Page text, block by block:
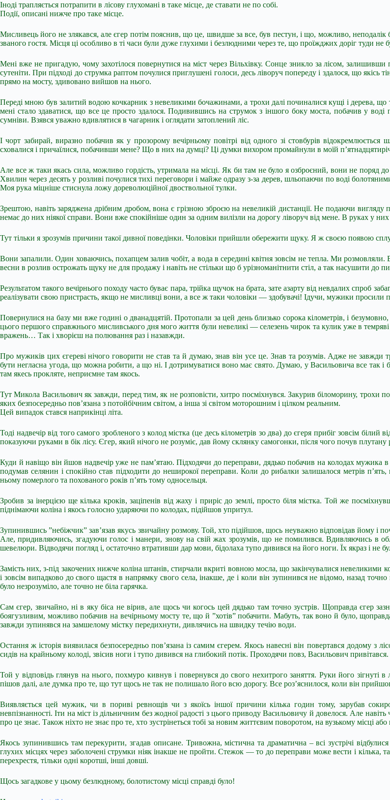
Іноді трапляється потрапити в лісову глухомані в таке місце, де ставати не по собі.
Події, описані нижче про таке місце.
Мисливець його не злякався, але єгер потім пояснив, що це, швидше за все, був пестун, і що, можливо,
званого гостя. Місця ці особливо в ті часи були дуже глухими і безлюдними через те, що проїжджих доріг туди не
Мені вже не пригадую, чому захотілося повернутися на міст через Вільхівку. Сонце зникло за лісом,
сутеніти. При підході до струмка раптом почулися приглушені голоси, десь ліворуч попереду і здалося, що якісь
прямо на мосту, здивовано вийшов на нього.
Переді мною був залитий водою кочкарник з невеликими бочажинами, а трохи далі починалися кущі і дерева, що
мені стало здаватися, що все це просто здалося. Подивившись на струмок з іншого боку моста, побачив у
сумніви. Взявся уважно вдивлятися в чагарник і оглядати затоплений ліс.
І чорт забирай, виразно побачив як у прозорому вечірньому повітрі від одного зі стовбурів
сховалися і причаїлися, побачивши мене? Що в них на думці? Ці думки вихором промайнули в моїй
Але все ж таки якась сила, можливо гордість, утримала на місці. Як би там не було я озброєний, вони не поряд
Хвилин через десять у розливі почулися тихі переговори і майже одразу з-за дерев, шльопаючи по воді
Моя рука міцніше стиснула ложу дореволюційної двоствольної тулки.
Зрештою, навіть заряджена дрібним дробом, вона є грізною зброєю на невеликій дистанції. Не подаючи
немає до них ніякої справи. Вони вже спокійніше один за одним вилізли на дорогу ліворуч від мене. В руках у
Тут тільки я зрозумів причини такої дивної поведінки. Чоловіки прийшли обережити щуку. Я ж своєю появою
Вони запалили. Один ховаючись, похапцем залив чобіт, а вода в середині квітня зовсім не тепла. Ми
весни в розлив острожать щуку не для продажу і навіть не стільки що б урізноманітнити стіл, а так насушити до
Результатом такого вечірнього походу часто буває пара, трійка щучок на брата, зате азарту від невдалих спроб
реалізувати свою пристрасть, якщо не мисливці вони, а все ж таки чоловіки — здобувачі! Ідучи, мужики просили
Повернулися на базу ми вже годині о дванадцятій. Протопали за цей день близько сорока кілометрів, і
цього першого справжнього мисливського дня мого життя були невеликі — селезень чирок та кулик уже в
вражень… Так і хворієш на полювання раз і назавжди.
Про мужиків цих єгереві нічого говорити не став та й думаю, знав він усе це. Знав та розумів. Адже не завжди
бути негласна угода, що можна робити, а що ні. І дотримуватися воно має свято. Думаю, у Васильовича все так і
там якесь прокляте, неприємне там якось.
Тут Микола Васильович як завжди, перед тим, як не розповісти, хитро посміхнувся. Закурив біломорину, трохи
яких безпосередньо пов’язана з потойбічним світом, а інша зі світом моторошним і цілком реальним.
Цей випадок стався наприкінці літа.
Тоді надвечір від того самого зробленого з колод містка (це десь кілометрів зо два) до єгеря прибіг зовсім
показуючи руками в бік лісу. Єгер, який нічого не розуміє, дав йому склянку самогонки, після чого почув плутану
Куди й навіщо він йшов надвечір уже не пам’ятаю. Підходячи до переправи, дядько побачив на колодах мужика
подумав селянин і спокійно став підходити до неширокої переправи. Коли до рибалки залишалося метрів п’ять,
ньому померлого та похованого років п’ять тому односельця.
Зробив за інерцією ще кілька кроків, заціпенів від жаху і приріс до землі, просто біля містка. Той же
піднімаючи коліна і якось голосно ударяючи по колодах, підійшов упритул.
Зупинившись ”небіжчик” зав’язав якусь звичайну розмову. Той, хто підійшов, щось неуважно відповідав йому
Але, придивляючись, згадуючи голос і манери, знову на свій жах зрозумів, що не помилився. Вдивляючись в
шевелюри. Відводячи погляд і, остаточно втративши дар мови, бідолаха тупо дивився на його ноги. Їх якраз і не
Замість них, з-під закочених нижче коліна штанів, стирчали вкриті вовною мосла, що закінчувалися
і зовсім випадково до свого щастя в напрямку свого села, інакше, де і коли він зупинився не відомо, назад
було незрозуміло, але точно не біла гарячка.
Сам єгер, звичайно, ні в яку біса не вірив, але щось чи когось цей дядько там точно зустрів. Щоправда єгер
боягузливим, можливо побачив на вечірньому мосту те, що й ”хотів” побачити. Мабуть, так воно й було,
завжди зупинявся на замшелому містку передихнути, дивлячись на швидку течію води.
Остання ж історія виявилася безпосередньо пов’язана із самим єгерем. Якось навесні він повертався додому з
сидів на крайньому колоді, звісив ноги і тупо дивився на глибокий потік. Проходячи повз, Васильович привітався.
Той у відповідь глянув на нього, похмуро кивнув і повернувся до свого нехитрого заняття. Руки його зігнуті
пішов далі, але думка про те, що тут щось не так не полишало його всю дорогу. Все роз’яснилося, коли він
Виявляється цей мужик, чи в пориві ревнощів чи з якоїсь іншої причини кілька годин тому, зарубав
невпізнанності. Іти на міст із дільничним без жодної радості з цього приводу Васильовичу й довелося. Але
про це знає. Також ніхто не знає про те, хто зустрінеться тобі за новим життєвим поворотом, на вузькому місці або
Якось зупинившись там перекурити, згадав описане. Тривожна, містична та драматична – всі зустрічі
глухих місцях через заболочені струмки ніяк інакше не пройти. Стежок — то до переправи може вести і кілька,
перехрестя, тільки одні коротші, інші довші.
Щось загадкове у цьому безлюдному, болотистому місці справді було!